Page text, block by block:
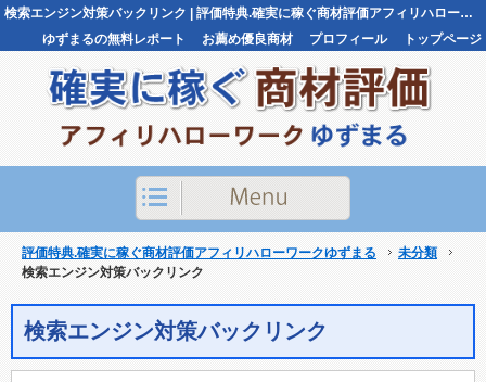
検索エンジン対策バックリンク | 評価特典.確実に稼ぐ商材評価アフィリハローワークゆずまる評価特典.確実に稼ぐ商材評価アフィリハローワークゆずまる
トップページ
プロフィール
お薦め優良商材
ゆずまるの無料レポート
評価特典.確実に稼ぐ商材評価アフィリハローワークゆずまる
未分類
検索エンジン対策バックリンク
検索エンジン対策バックリンク